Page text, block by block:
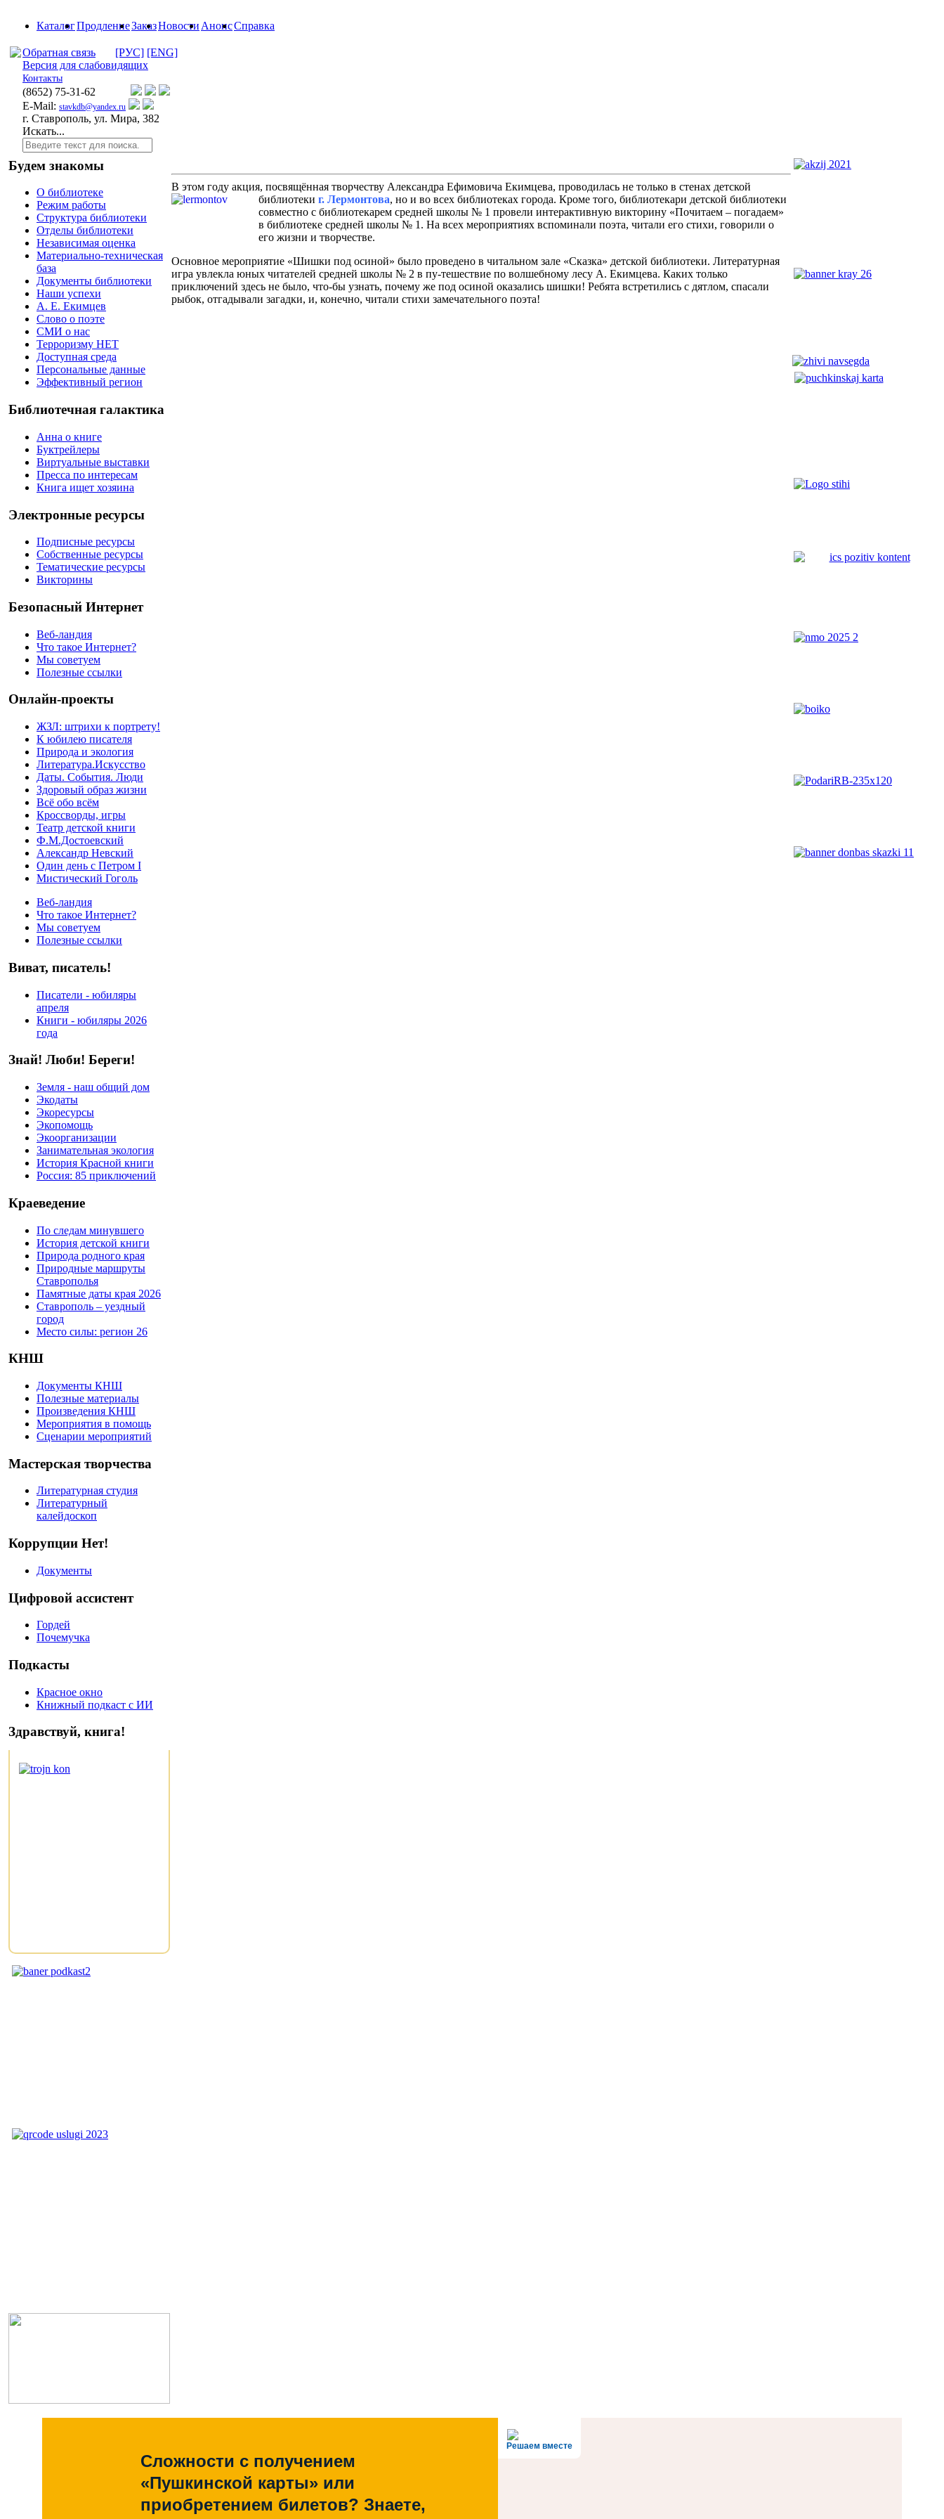
КаталогПродлениеЗаказНовости АнонсСправка
Обратная связь [РУС] [ENG]
Версия для слабовидящих
Контакты
(8652) 75-31-62
E-Mail: stavkdb@yandex.ru
г. Ставрополь, ул. Мира, 382
Искать...
Будем знакомы
О библиотеке
Режим работы
Структура библиотеки
Отделы библиотеки
Независимая оценка
Материально-техническая
база
Документы библиотеки
Наши успехи
А. Е. Екимцев
Слово о поэте
СМИ о нас
Терроризму НЕТ
Доступная среда
Персональные данные
Эффективный регион
Библиотечная галактика
Анна о книге
Буктрейлеры
Виртуальные выставки
Пресса по интересам
Книга ищет хозяина
Электронные ресурсы
Подписные ресурсы
Собственные ресурсы
Тематические ресурсы
Викторины
Безопасный Интернет
Веб-ландия
Что такое Интернет?
Мы советуем
Полезные ссылки
Онлайн-проекты
ЖЗЛ: штрихи к портрету!
К юбилею писателя
Природа и экология
Литература.Искусство
Даты. События. Люди
Здоровый образ жизни
Всё обо всём
Кроссворды, игры
Театр детской книги
Ф.М.Достоевский
Александр Невский
Один день с Петром I
Мистический Гоголь
Веб-ландия
Что такое Интернет?
Мы советуем
Полезные ссылки
Виват, писатель!
Писатели - юбиляры
апреля
Книги - юбиляры 2026
года
Знай! Люби! Береги!
Земля - наш общий дом
Экодаты
Экоресурсы
Экопомощь
Экоорганизации
Занимательная экология
История Красной книги
Россия: 85 приключений
Краеведение
По следам минувшего
История детской книги
Природа родного края
Природные маршруты
Ставрополья
Памятные даты края 2026
Ставрополь – уездный
город
Место силы: регион 26
КНШ
Документы КНШ
Полезные материалы
Произведения КНШ
Мероприятия в помощь
Сценарии мероприятий
Мастерская творчества
Литературная студия
Литературный
калейдоскоп
Коррупции Нет!
Документы
Цифровой ассистент
Гордей
Почемучка
Подкасты
Красное окно
Книжный подкаст с ИИ
Здравствуй, книга!
В этом году акция, посвящённая творчеству Александра Ефимовича Екимцева, проводилась не только в стенах детской
библиотеки г. Лермонтова, но и во всех библиотеках города. Кроме того, библиотекари детской библиотеки
совместно с библиотекарем средней школы № 1 провели интерактивную викторину «Почитаем – погадаем»
в библиотеке средней школы № 1. На всех мероприятиях вспоминали поэта, читали его стихи, говорили о
его жизни и творчестве.
Основное мероприятие «Шишки под осиной» было проведено в читальном зале «Сказка» детской библиотеки. Литературная
игра увлекла юных читателей средней школы № 2 в пу-тешествие по волшебному лесу А. Екимцева. Каких только
приключений здесь не было, что-бы узнать, почему же под осиной оказались шишки! Ребята встретились с дятлом, спасали
рыбок, отгадывали загадки, и, конечно, читали стихи замечательного поэта!
Решаем вместе
Сложности с получением
«Пушкинской карты» или
приобретением билетов? Знаете,